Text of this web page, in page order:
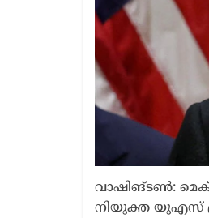
വാഷിങ്ടൺ:
നിയുക്ത യുഎസ്